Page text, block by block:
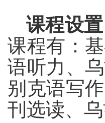
课程设
课程有：基
语听力、
别克语写
刊选读、